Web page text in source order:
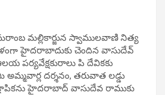
భ్రమరాంబ మల్లికార్జున స్వాములవాణి నిత్య
హైదరాబాదుకు చెందిన వాసుదేవ్
పర్యవేక్షకురాలు పి దేవికకు
దర్శనం, తరువాత లడ్డు
హైదరాబాద్ వాసుదేవ రాముకు